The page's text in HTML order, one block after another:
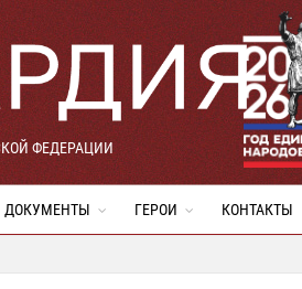
ФЕДЕРАЦИИ
ДОКУМЕНТЫ ГЕРОИ КОНТАКТЫ